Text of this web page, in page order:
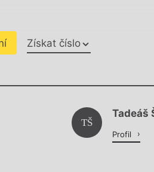
Získat číslo
TŠ
Tadeáš
Profil